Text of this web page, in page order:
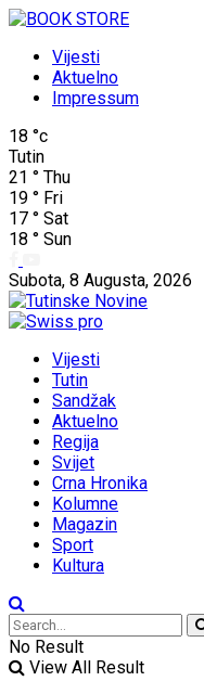
Vijesti
Aktuelno
Impressum
18 °c
Tutin
21 ° Thu
19 ° Fri
17 ° Sat
18 ° Sun
Subota, 8 Augusta, 2026
Vijesti
Tutin
Sandžak
Aktuelno
Regija
Svijet
Crna Hronika
Kolumne
Magazin
Sport
Kultura
No Result
View All Result